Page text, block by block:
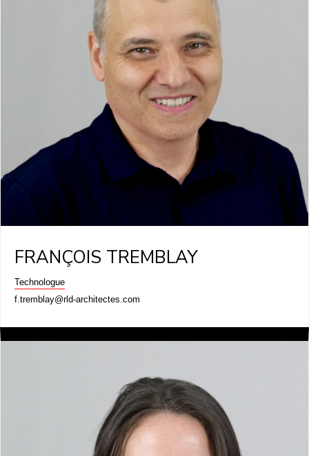
FRANÇOIS TREMBLAY
Technologue
f.tremblay@rld-architectes.com